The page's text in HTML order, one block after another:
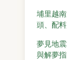
埔里越
頭、配
夢見地
與解夢